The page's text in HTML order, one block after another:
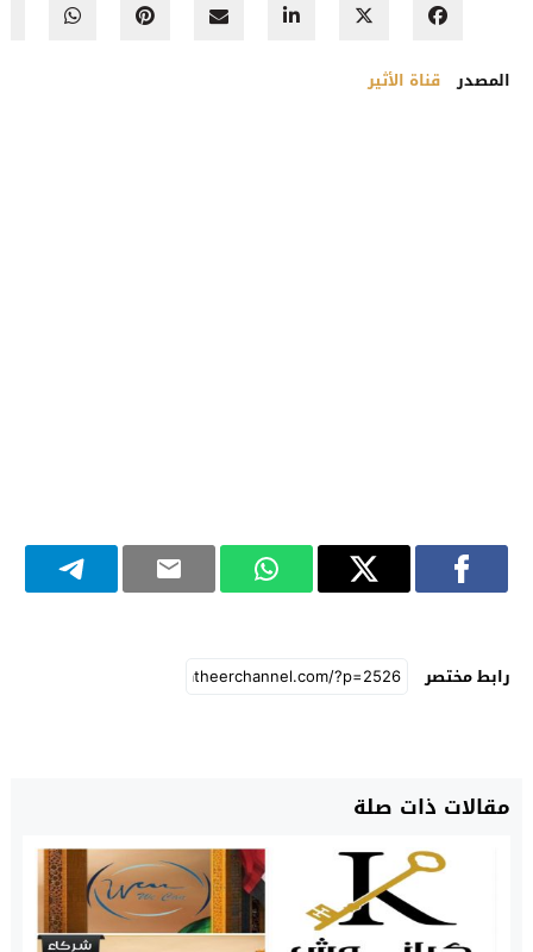
المصدر قناة الأثير
رابط مختصر
مقالات ذات صلة